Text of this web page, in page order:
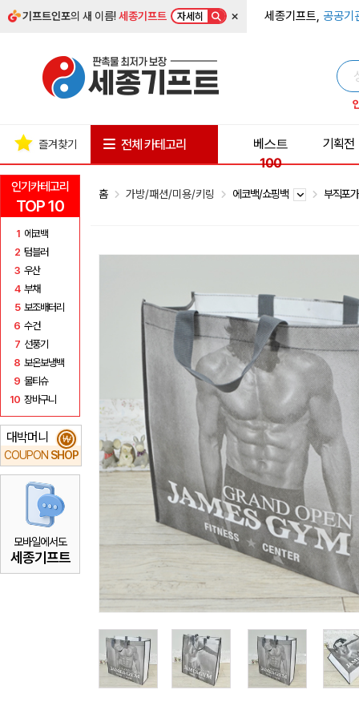
기프트인포의 새 이름!세종기프트 자세히 × 세종기프트, 공공기
인기카테고리
TOP 10
1 에코백
2 텀블러
3 우산
4 부채
5 보조배터리
6 수건
7 선풍기
8 보온보냉백
9 물티슈
10 장바구니
대박머니
COUPON SHOP
₩
모바일에서도
세종기프트
즐겨찾기 전체 카테고리
베스트
100
기획전
홈 가방/패션/미용/키링 에코백/쇼핑백 부직포